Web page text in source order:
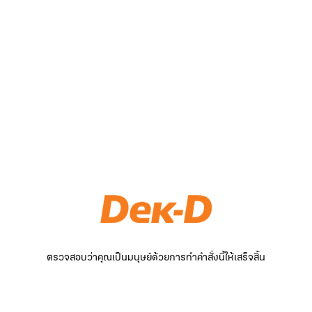
ตรวจสอบว่าคุณเป็นมนุษย์ด้วยการทำคำสั่งนี้ให้เสร็จสิ้น